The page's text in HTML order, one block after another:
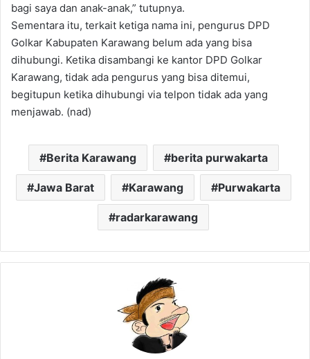
bagi saya dan anak-anak,” tutupnya.
Sementara itu, terkait ketiga nama ini, pengurus DPD
Golkar Kabupaten Karawang belum ada yang bisa
dihubungi. Ketika disambangi ke kantor DPD Golkar
Karawang, tidak ada pengurus yang bisa ditemui,
begitupun ketika dihubungi via telpon tidak ada yang
menjawab. (nad)
Berita Karawang berita purwakarta
Jawa Barat Karawang Purwakarta
radarkarawang